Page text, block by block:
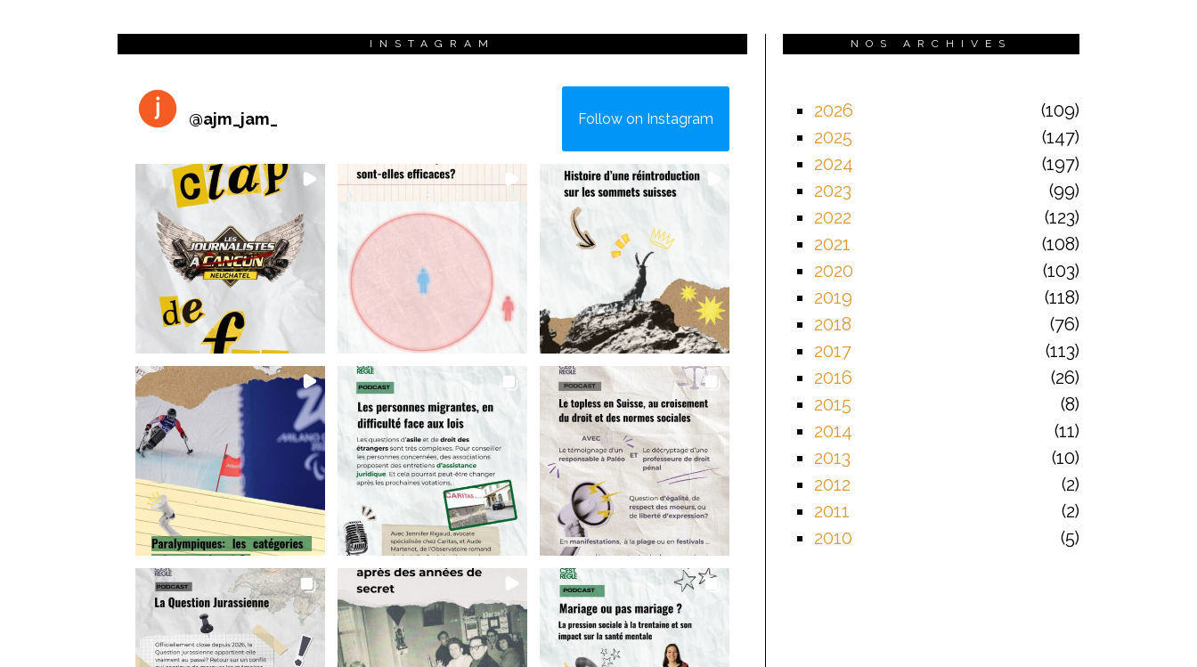
INSTAGRAM
@ajm_jam_ Follow on Instagram
NOS ARCHIVES
2026
109
2025
147
2024
197
2023
99
2022
123
2021
108
2020
103
2019
118
2018
76
2017
113
2016
26
2015
8
2014
11
2013
10
2012
2
2011
2
2010
5